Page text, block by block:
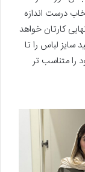
درست اندازه
کارتان خواهد
سایز لباس را تا
را متناسب تر